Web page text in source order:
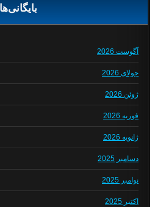
بایگانی‌ها
آگوست 2026
جولای 2026
ژوئن 2026
فوریه 2026
ژانویه 2026
دسامبر 2025
نوامبر 2025
اکتبر 2025